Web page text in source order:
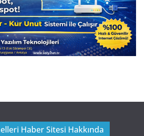
Haber Sitesi Hakkında